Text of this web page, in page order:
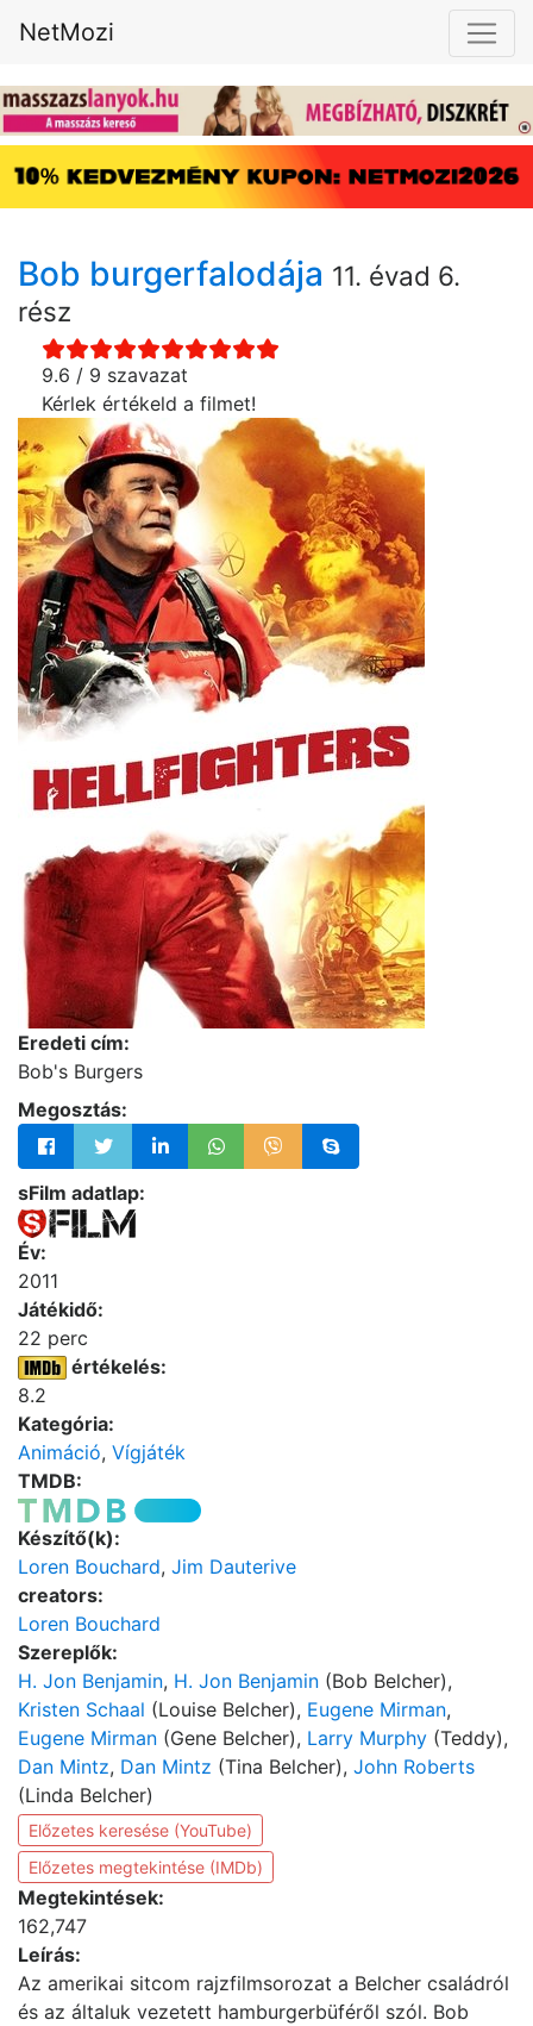
NetMozi
Bob burgerfalodája 11. évad 6.
rész
9.6 / 9 szavazat
Kérlek értékeld a filmet!
Eredeti cím:
Bob's Burgers
Megosztás:
sFilm adatlap:
Év:
2011
Játékidő:
22 perc
értékelés:
8.2
Kategória:
Animáció, Vígjáték
TMDB:
Készítő(k):
Loren Bouchard, Jim Dauterive
creators:
Loren Bouchard
Szereplők:
H. Jon Benjamin, H. Jon Benjamin (Bob Belcher),
Kristen Schaal (Louise Belcher), Eugene Mirman,
Eugene Mirman (Gene Belcher), Larry Murphy (Teddy),
Dan Mintz, Dan Mintz (Tina Belcher), John Roberts
(Linda Belcher)
Előzetes keresése (YouTube)
Előzetes megtekintése (IMDb)
Megtekintések:
162,747
Leírás:
Az amerikai sitcom rajzfilmsorozat a Belcher családról
és az általuk vezetett hamburgerbüféről szól. Bob